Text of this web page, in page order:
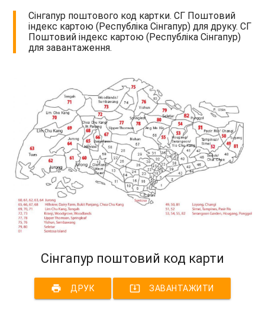
Сінгапур поштового код картки. СГ Поштовий
індекс картою (Республіка Сінгапур) для друку. СГ
Поштовий індекс картою (Республіка Сінгапур)
для завантаження.
Сінгапур поштовий код карти
print ДРУК system_update_alt ЗАВАНТАЖИТИ